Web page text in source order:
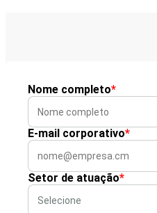
Nome completo*
E-mail corporativo*
Setor de atuação*